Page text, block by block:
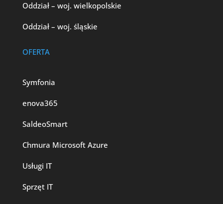
Oddział – woj. wielkopolskie
Oddział – woj. śląskie
OFERTA
Symfonia
enova365
SaldeoSmart
Chmura Microsoft Azure
Usługi IT
Sprzęt IT